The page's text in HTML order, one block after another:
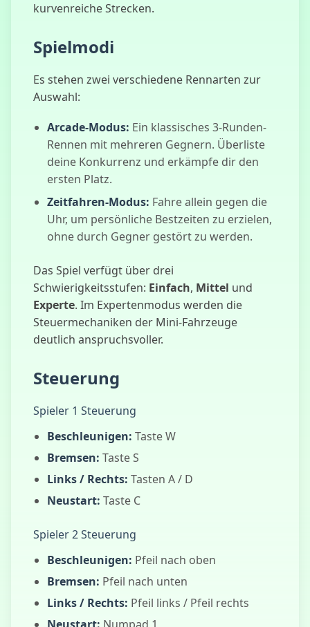
2022
Autobahn
Verkehr
Magic Cat
Academy 2
Unheimlicher
Sprint
kurvenreiche Strecken.
Spielmodi
Es stehen zwei verschiedene Rennarten zur
Auswahl:
Arcade-Modus: Ein klassisches 3-Runden-
Rennen mit mehreren Gegnern. Überliste
deine Konkurrenz und erkämpfe dir den
ersten Platz.
Zeitfahren-Modus: Fahre allein gegen die
Uhr, um persönliche Bestzeiten zu erzielen,
ohne durch Gegner gestört zu werden.
Das Spiel verfügt über drei
Schwierigkeitsstufen: Einfach, Mittel und
Experte. Im Expertenmodus werden die
Steuermechaniken der Mini-Fahrzeuge
deutlich anspruchsvoller.
Steuerung
Spieler 1 Steuerung
Beschleunigen: Taste W
Bremsen: Taste S
Links / Rechts: Tasten A / D
Neustart: Taste C
Spieler 2 Steuerung
Beschleunigen: Pfeil nach oben
Bremsen: Pfeil nach unten
Links / Rechts: Pfeil links / Pfeil rechts